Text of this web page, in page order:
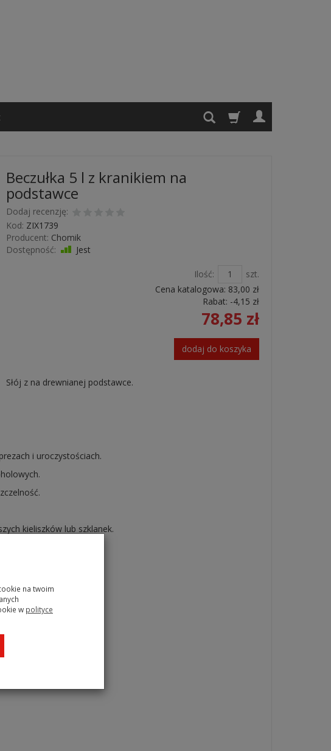
Beczułka 5 l z kranikiem na
podstawce
Dodaj recenzję:
Kod: ZIX1739
Producent: Chomik
Dostępność:
Jest
Ilość:
szt.
Cena katalogowa: 83,00 zł
Rabat: -4,15 zł
78,85 zł
dodaj do koszyka
Słój z na drewnianej podstawce.
i uroczystościach.
kieliszków lub szklanek.
na twoim
w polityce